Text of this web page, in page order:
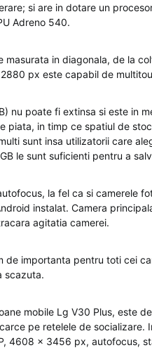
si are in dotare un
Adreno 540.
masurata in diagonala, de la
px este capabil de
nu poate fi extinsa si este in
piata, in timp ce spatiul de
sunt insa utilizatorii care
le sunt suficienti pentru a
la fel ca si camerele
instalat. Camera
agitatia camerei.
de importanta pentru toti cei
scazuta.
mobile Lg V30 Plus, este
pe retelele de socializare.
4608 x 3456 px, autofocus,